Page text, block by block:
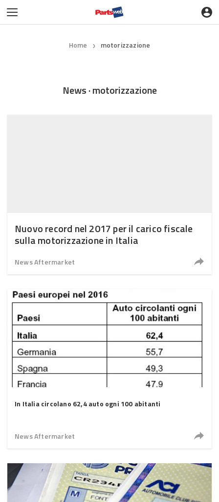
Home ❯ motorizzazione
News · motorizzazione
Nuovo record nel 2017 per il carico fiscale
sulla motorizzazione in Italia
News Aftermarket
In Italia circolano 62,4 auto ogni 100 abitanti
News Aftermarket